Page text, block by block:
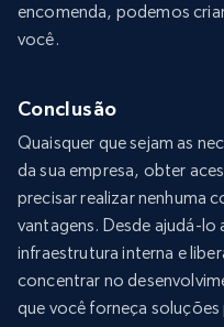
encomenda, podemos
você.
Conclusão
Quaisquer que sejam as
da sua empresa, obter
precisar realizar nenhuma
vantagens. Desde ajudá-lo
infraestrutura interna e
concentrar no
que você forneça